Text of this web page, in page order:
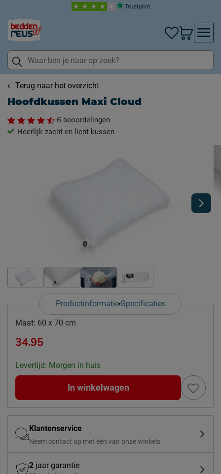
Terug naar het overzicht
Hoofdkussen Maxi Cloud
6 beoordelingen
Heerlijk zacht en licht kussen
Productinformatie Specificaties
Maat: 60 x 70 cm
34.95
Levertijd: Morgen in huis
In winkelwagen
Klantenservice
Neem contact op met één van onze winkels
2 jaar garantie